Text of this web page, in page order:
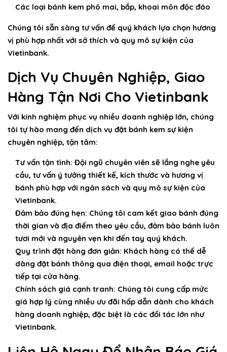
Các loại bánh kem phô mai, bắp, khoai môn độc đáo
Chúng tôi sẵn sàng tư vấn để quý khách lựa chọn hương
vị phù hợp nhất với sở thích và quy mô sự kiện của
Vietinbank.
Dịch Vụ Chuyên Nghiệp, Giao
Hàng Tận Nơi Cho Vietinbank
Với kinh nghiệm phục vụ nhiều doanh nghiệp lớn, chúng
tôi tự hào mang đến dịch vụ đặt bánh kem sự kiện
chuyên nghiệp, tận tâm:
Tư vấn tận tình: Đội ngũ chuyên viên sẽ lắng nghe yêu
cầu, tư vấn ý tưởng thiết kế, kích thước và hương vị
bánh phù hợp với ngân sách và quy mô sự kiện của
Vietinbank.
Đảm bảo đúng hẹn: Chúng tôi cam kết giao bánh đúng
thời gian và địa điểm theo yêu cầu, đảm bảo bánh luôn
tươi mới và nguyên vẹn khi đến tay quý khách.
Quy trình đặt hàng đơn giản: Khách hàng có thể dễ
dàng đặt bánh thông qua điện thoại, email hoặc trực
tiếp tại cửa hàng.
Chính sách giá cạnh tranh: Chúng tôi cung cấp mức
giá hợp lý cùng nhiều ưu đãi hấp dẫn dành cho khách
hàng doanh nghiệp, đặc biệt là các đối tác lớn như
Vietinbank.